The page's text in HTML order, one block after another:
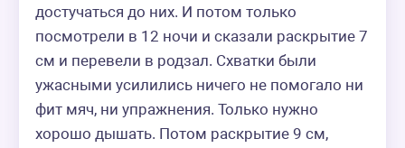
достучаться до них. И потом только
посмотрели в 12 ночи и сказали раскрытие 7
см и перевели в родзал. Схватки были
ужасными усилились ничего не помогало ни
фит мяч, ни упражнения. Только нужно
хорошо дышать. Потом раскрытие 9 см,